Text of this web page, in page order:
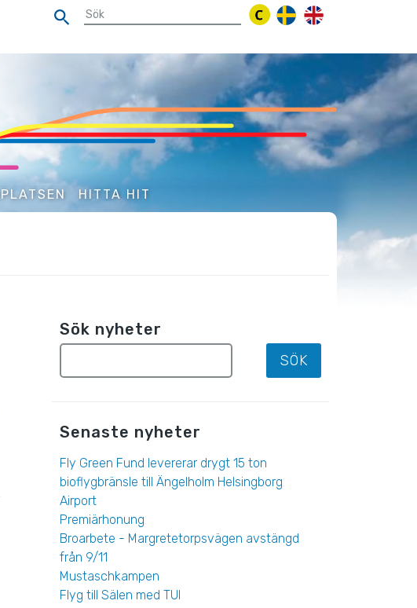
HITTA HIT
Sök nyheter
Senaste nyheter
Fly Green Fund levererar drygt 15 ton
bioflygbränsle till Ängelholm Helsingborg
Airport
Premiärhonung
Broarbete - Margretetorpsvägen avstängd
från 9/11
Mustaschkampen
Flyg till Sälen med TUI